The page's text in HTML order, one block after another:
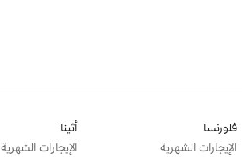
فلورنسا
الإيجارات الشهرية
أثينا
الإيجارات الشهرية